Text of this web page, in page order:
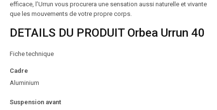
efficace, l’Urrun vous procurera une sensation aussi naturelle et vivante
que les mouvements de votre propre corps.
DETAILS DU PRODUIT Orbea Urrun 40
Fiche technique
Cadre
Aluminium
Suspension avant